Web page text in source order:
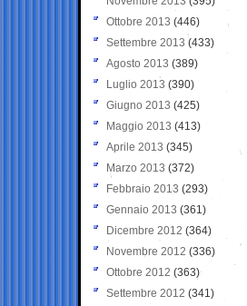
Ottobre 2013 (446)
Settembre 2013 (433)
Agosto 2013 (389)
Luglio 2013 (390)
Giugno 2013 (425)
Maggio 2013 (413)
Aprile 2013 (345)
Marzo 2013 (372)
Febbraio 2013 (293)
Gennaio 2013 (361)
Dicembre 2012 (364)
Novembre 2012 (336)
Ottobre 2012 (363)
Settembre 2012 (341)